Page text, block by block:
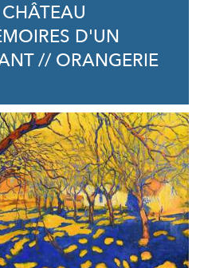
D'UN
// ORANGERIE